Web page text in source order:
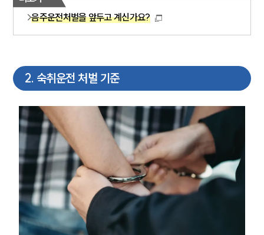
음주운전처벌을 앞두고 계신가요?
2. 숙취운전 처벌 기준